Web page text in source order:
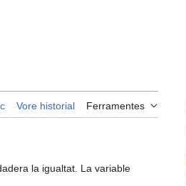
Vore historial Ferramentes
la igualtat. La variable